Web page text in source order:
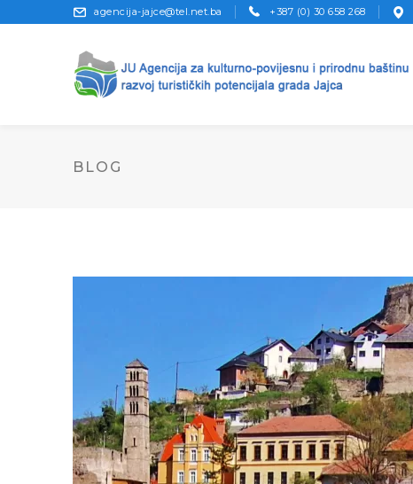
agencija-jajce@tel.net.ba +387 (0) 30 658 268
BLOG